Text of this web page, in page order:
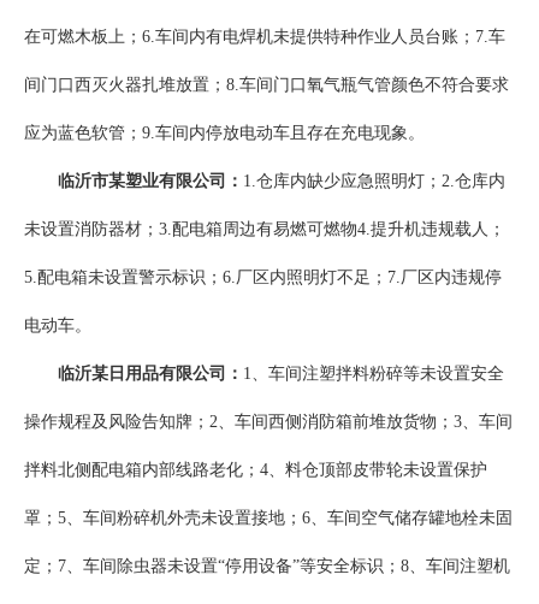
在可燃木板上；6.车间内有电焊机未提供特种作业人员台账；7.车
间门口西灭火器扎堆放置；8.车间门口氧气瓶气管颜色不符合要求
应为蓝色软管；9.车间内停放电动车且存在充电现象。
临沂市某塑业有限公司： 1.仓库内缺少应急照明灯；2.仓库内
未设置消防器材；3.配电箱周边有易燃可燃物4.提升机违规载人；
5.配电箱未设置警示标识；6.厂区内照明灯不足；7.厂区内违规停
电动车。
临沂某日用品有限公司： 1、车间注塑拌料粉碎等未设置安全
操作规程及风险告知牌；2、车间西侧消防箱前堆放货物；3、车间
拌料北侧配电箱内部线路老化；4、料仓顶部皮带轮未设置保护
罩；5、车间粉碎机外壳未设置接地；6、车间空气储存罐地栓未固
定；7、车间除虫器未设置“停用设备”等安全标识；8、车间注塑机